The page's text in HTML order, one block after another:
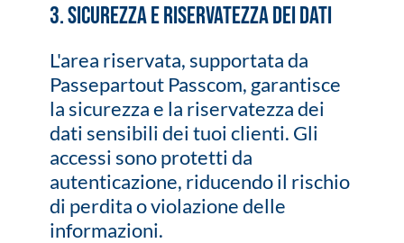
3. Sicurezza e Riservatezza dei Dati
L'area riservata, supportata da
Passepartout Passcom, garantisce
la sicurezza e la riservatezza dei
dati sensibili dei tuoi clienti. Gli
accessi sono protetti da
autenticazione, riducendo il rischio
di perdita o violazione delle
informazioni.